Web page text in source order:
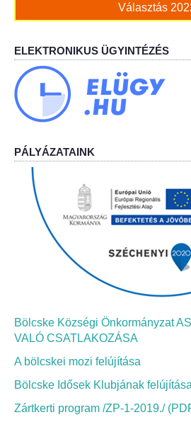
Múló Évek Nyugdíjas
Katolikus Egyház
Bölcskei Borbarát
Bölcskei Önkéntes
Bölcskei Néptánc
Bölcskei Polgárőrség
Bölcskei Klímakör
HIVATAL
Szervezeti felépítés
Dokumentumok
Nyomtatványok
Szabályzatok
Választás
ELEKTRONIKUS ÜGYINTÉZÉS
PÁLYÁZATAINK
Bölcske Községi Önkormányzat
VALÓ CSATLAKOZÁSA
A bölcskei mozi felújítása
Bölcske Idősek Klubjának felújítása
Zártkerti program /ZP-1-2019./